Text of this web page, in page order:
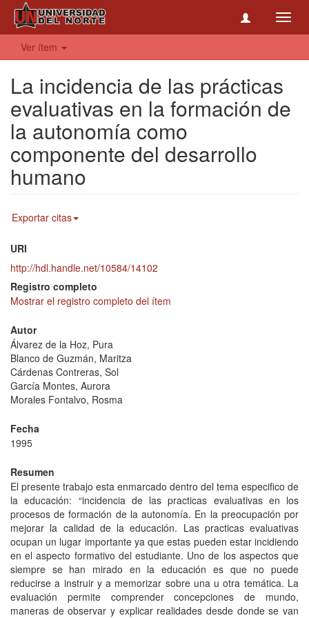
Ver ítem
La incidencia de las prácticas
evaluativas en la formación de
la autonomía como
componente del desarrollo
humano
Exportar citas
URI
http://hdl.handle.net/10584/14102
Registro completo
Mostrar el registro completo del ítem
Autor
Álvarez de la Hoz, Pura
Blanco de Guzmán, Maritza
Cárdenas Contreras, Sol
García Montes, Aurora
Morales Fontalvo, Rosma
Fecha
1995
Resumen
El presente trabajo esta enmarcado dentro del tema especifico de
la educación: “incidencia de las practicas evaluativas en los
procesos de formación de la autonomía. En la preocupación por
mejorar la calidad de la educación. Las practicas evaluativas
ocupan un lugar importante ya que estas pueden estar incidiendo
en el aspecto formativo del estudiante. Uno de los aspectos que
siempre se han mirado en la educación es que no puede
reducirse a instruir y a memorizar sobre una u otra temática. La
evaluación permite comprender concepciones de mundo,
maneras de observar y explicar realidades desde donde se van